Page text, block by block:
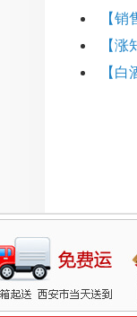
【
【
【